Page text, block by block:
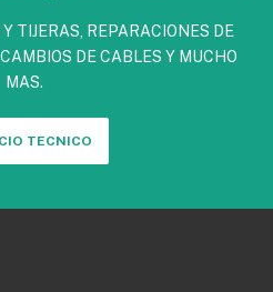
TIJERAS, REPARACIONES DE
DE CABLES Y MUCHO
MAS.
TECNICO